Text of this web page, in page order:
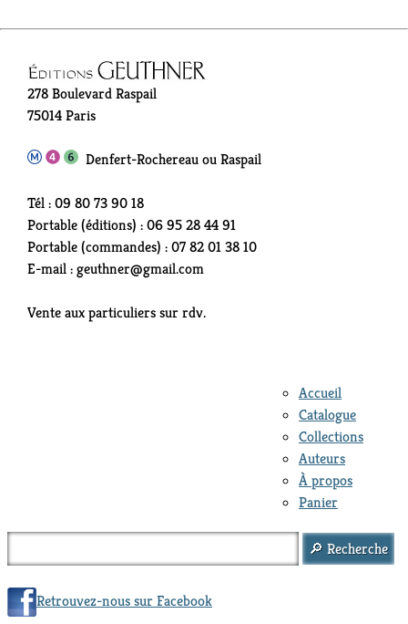
278 Boulevard Raspail
75014 Paris
Denfert-Rochereau ou Raspail
Tél : 09 80 73 90 18
Portable (éditions) : 06 95 28 44 91
Portable (commandes) : 07 82 01 38 10
E-mail : geuthner@gmail.com
Vente aux particuliers sur rdv.
Accueil
Catalogue
Collections
Auteurs
À propos
Panier
Retrouvez-nous sur Facebook